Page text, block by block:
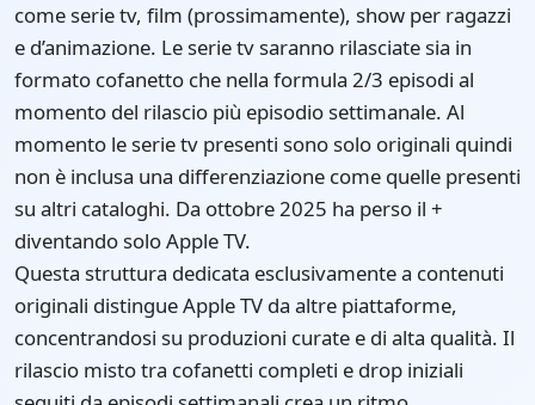
come serie tv, film (prossimamente), show per ragazzi
e d’animazione. Le serie tv saranno rilasciate sia in
formato cofanetto che nella formula 2/3 episodi al
momento del rilascio più episodio settimanale. Al
momento le serie tv presenti sono solo originali quindi
non è inclusa una differenziazione come quelle presenti
su altri cataloghi. Da ottobre 2025 ha perso il +
diventando solo Apple TV.
Questa struttura dedicata esclusivamente a contenuti
originali distingue Apple TV da altre piattaforme,
concentrandosi su produzioni curate e di alta qualità. Il
rilascio misto tra cofanetti completi e drop iniziali